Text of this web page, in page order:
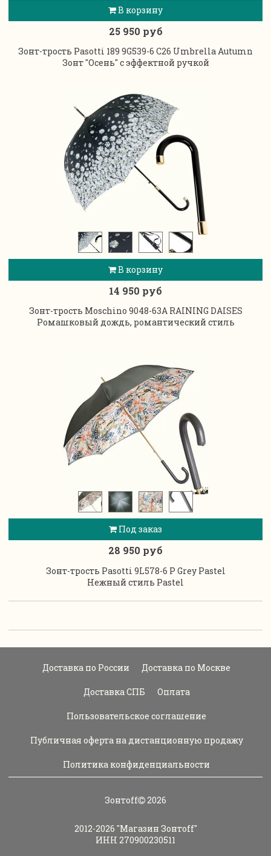
В корзину
25 950 руб
Зонт-трость Pasotti 189 9G539-6 C26 Umbrella Autumn
Зонт "Осень" с эффектной ручкой
В корзину
14 950 руб
Зонт-трость Moschino 9048-63A RAINING DAISES
Ромашковый дождь, романтический стиль
Под заказ
28 950 руб
Зонт-трость Pasotti 9L578-6 P Grey Pastel
Нежный стиль Pastel
Доставка по России Доставка по Москве
Доставка СПБ Оплата
Пользовательское соглашение
Публичная оферта на дистанционную продажу
Политика конфиденциальности
Зонтoff 2026
2012-2026 "Магазин Зонтoff"
ИНН 270900230511